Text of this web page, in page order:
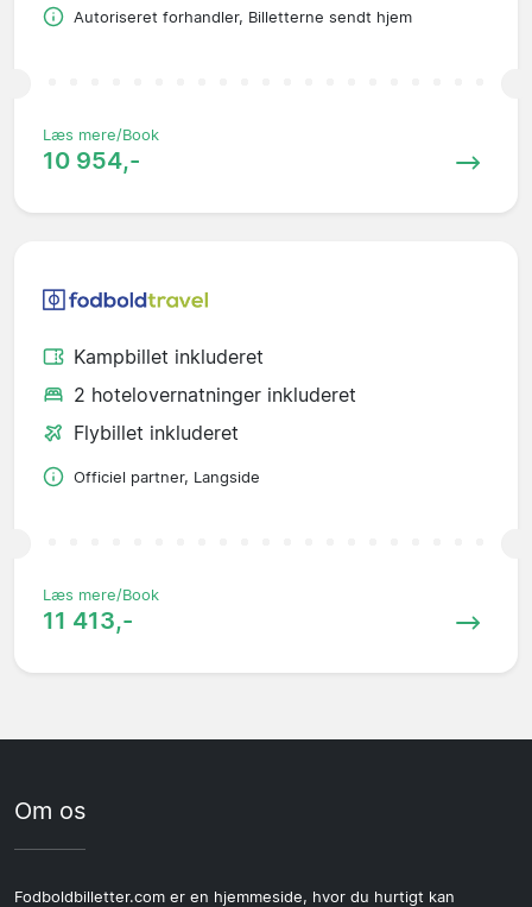
Autoriseret forhandler, Billetterne sendt hjem
Læs mere/Book
10 954,-
Kampbillet inkluderet
2 hotelovernatninger inkluderet
Flybillet inkluderet
Officiel partner, Langside
Læs mere/Book
11 413,-
Om os
Fodboldbilletter.com er en hjemmeside, hvor du hurtigt kan